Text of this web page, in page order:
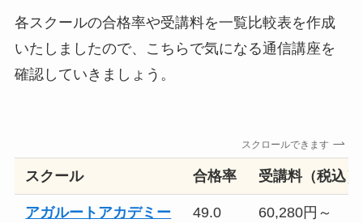
各スクールの合格率や受講料を一覧比較表を作成
いたしましたので、こちらで気になる通信講座を
確認していきましょう。
スクロールできます
スクール 合格率 受講料（税込）
アガルートアカデミー
49.0
60,280円～